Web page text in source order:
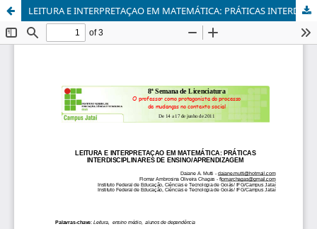
LEITURA E INTERPRETAÇAO EM MATEMÁTICA: PRÁTICAS INTERDISCIPLINARES DE ENSINO/APRENDIZAGEM